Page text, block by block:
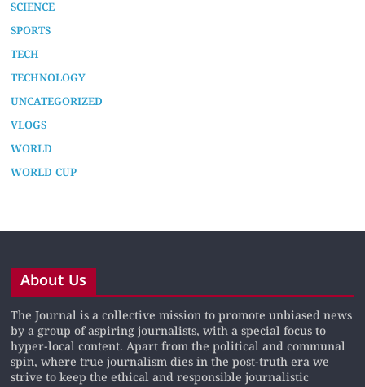
SCIENCE
SPORTS
TECH
TECHNOLOGY
UNCATEGORIZED
VLOGS
WORLD
WORLD CUP
About Us
The Journal is a collective mission to promote unbiased news
by a group of aspiring journalists, with a special focus to
hyper-local content. Apart from the political and communal
spin, where true journalism dies in the post-truth era we
strive to keep the ethical and responsible journalistic